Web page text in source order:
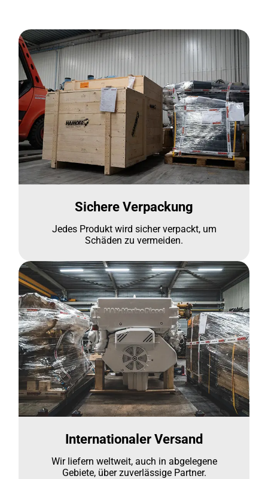
Sichere Verpackung
Jedes Produkt wird sicher verpackt, um
Schäden zu vermeiden.
Internationaler Versand
Wir liefern weltweit, auch in abgelegene
Gebiete, über zuverlässige Partner.